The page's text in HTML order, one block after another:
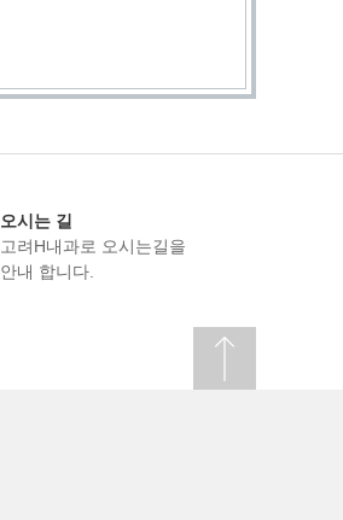
오시는 길
고려H내과로 오시는길을
안내 합니다.